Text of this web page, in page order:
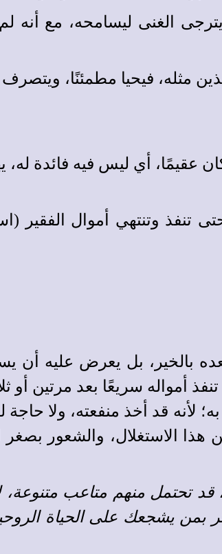
الغنى ليسامحه، مع أنه
مثله، فيحيا مطمئنًا،
أي ليس فيه فائدة له،
تنفذ وتنتهي أموال الفقير
بالخير، بل يعرض عليه أن
أمواله سريعًا بعد مرتين أو
به؛ لأنه قد أخذ منفعته، ولا
هذا الاستغلال، والشعور
تحتمل منهم متاعب متنوعة،
يشجعك على الحياة